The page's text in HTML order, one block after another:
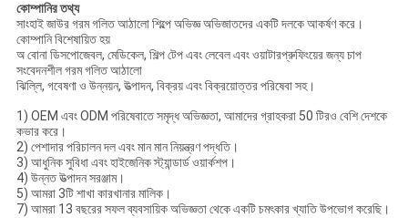
কোম্পানির তথ্য
সাংহাই জাউর গরম গলিত আঠালো শিল্পে অভিজ্ঞ অভিজাতদের একটি দলকে আকর্ষণ করে।
কোম্পানি বিশেষায়িত হয়
অ বোনা ডিসপোজেবল, মেডিকেল, শিল্প টেপ এবং লেবেল এবং ওয়াটারপ্রুফিংয়ের জন্য চাপ
সংবেদনশীল গরম গলিত আঠালো
ঝিল্লি, গবেষণা ও উন্নয়ন, উত্পাদন, বিক্রয় এবং বিক্রয়োত্তর পরিষেবা সহ।
1) OEM এবং ODM পরিষেবাতে সমৃদ্ধ অভিজ্ঞতা, আমাদের গ্রাহকরা 50 টিরও বেশি দেশকে
কভার করে।
2) পেশাদার পরিচালন দল এবং মান মান নিয়ন্ত্রণ পদ্ধতি।
3) আধুনিক সুবিধা এবং হাইজেনিক স্ট্যান্ডার্ড ওয়ার্কশপ।
4) উন্নত উত্পাদন সরঞ্জাম।
5) আমরা 3টি শাখা কারখানার মালিক।
7) আমরা 13 বছরের সফল ব্যবসায়িক অভিজ্ঞতা থেকে একটি চমৎকার খ্যাতি উপভোগ করেছি।